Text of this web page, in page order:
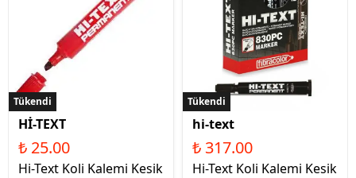
Tükendi
Hİ-TEXT
₺ 25.00
Hi-Text Koli Kalemi Kesik
Tükendi
hi-text
₺ 317.00
Hi-Text Koli Kalemi Kesik